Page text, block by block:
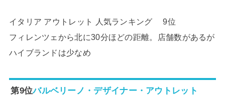
イタリア アウトレット 人気ランキング 9位
フィレンツェから北に30分ほどの距離。店舗数があるが
ハイブランドは少なめ
第9位バルベリーノ・デザイナー・アウトレット